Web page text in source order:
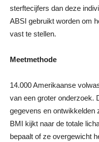
sterftecijfers dan deze
ABSI gebruikt worden om
vast te stellen.
Meetmethode
14.000 Amerikaanse
van een groter onderzoek.
gegevens en ontwikkelden
BMI kijkt naar de totale
bepaalt of ze overgewicht